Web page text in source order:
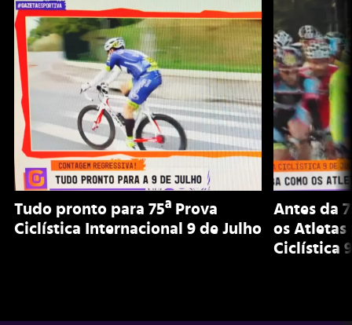
Tudo pronto para 75ª Prova
Ciclística Internacional 9 de Julho
Antes da
os Atletas
Ciclística